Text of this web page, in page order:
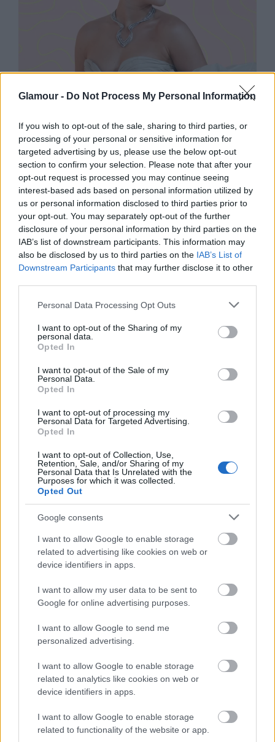
Glamour - Do Not Process My Personal Information
If you wish to opt-out of the sale, sharing to third parties, or
processing of your personal or sensitive information for
targeted advertising by us, please use the below opt-out
section to confirm your selection. Please note that after your
opt-out request is processed you may continue seeing
interest-based ads based on personal information utilized by
us or personal information disclosed to third parties prior to
your opt-out. You may separately opt-out of the further
disclosure of your personal information by third parties on the
IAB’s list of downstream participants. This information may
also be disclosed by us to third parties on the IAB’s List of
Downstream Participants that may further disclose it to other
Please note that this website/app uses one or more Google
not limited to your visit or usage behaviour. You may click to
grant or deny consent to Google and its third-party tags to
use your data for below specified purposes in below Google
consent section.
Personal Data Processing Opt Outs
I want to opt-out of the Sharing of my
personal data.
Opted In
I want to opt-out of the Sale of my
Personal Data.
Opted In
I want to opt-out of processing my
Personal Data for Targeted Advertising.
Opted In
I want to opt-out of Collection, Use,
Retention, Sale, and/or Sharing of my
Personal Data that Is Unrelated with the
Purposes for which it was collected.
Opted Out
Google consents
I want to allow Google to enable storage
related to advertising like cookies on web or
device identifiers in apps.
I want to allow my user data to be sent to
Google for online advertising purposes.
I want to allow Google to send me
personalized advertising.
I want to allow Google to enable storage
related to analytics like cookies on web or
device identifiers in apps.
I want to allow Google to enable storage
related to functionality of the website or app.
ismertük frufruval
SZÉPSÉG
Ezek a sztárok bebizonyították,
hogy egy új frizura teljesen
megváltoztatja a külsőt
SZÉPSÉG
Julia Roberts teljesen átalakult új
frizurájától